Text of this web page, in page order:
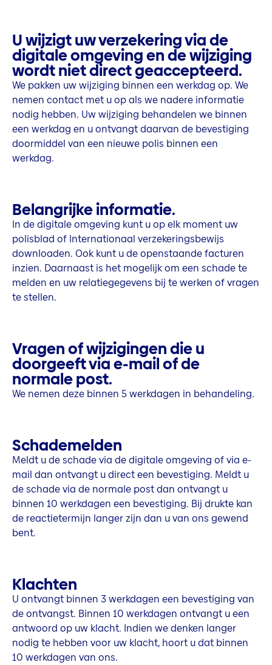
U wijzigt uw verzekering via de
digitale omgeving en de wijziging
wordt niet direct geaccepteerd.
We pakken uw wijziging binnen een werkdag op. We
nemen contact met u op als we nadere informatie
nodig hebben. Uw wijziging behandelen we binnen
een werkdag en u ontvangt daarvan de bevestiging
doormiddel van een nieuwe polis binnen een
werkdag.
Belangrijke informatie.
In de digitale omgeving kunt u op elk moment uw
polisblad of Internationaal verzekeringsbewijs
downloaden. Ook kunt u de openstaande facturen
inzien. Daarnaast is het mogelijk om een schade te
melden en uw relatiegegevens bij te werken of vragen
te stellen.
Vragen of wijzigingen die u
doorgeeft via e-mail of de
normale post.
We nemen deze binnen 5 werkdagen in behandeling.
Schademelden
Meldt u de schade via de digitale omgeving of via e-
mail dan ontvangt u direct een bevestiging. Meldt u
de schade via de normale post dan ontvangt u
binnen 10 werkdagen een bevestiging. Bij drukte kan
de reactietermijn langer zijn dan u van ons gewend
bent.
Klachten
U ontvangt binnen 3 werkdagen een bevestiging van
de ontvangst. Binnen 10 werkdagen ontvangt u een
antwoord op uw klacht. Indien we denken langer
nodig te hebben voor uw klacht, hoort u dat binnen
10 werkdagen van ons.